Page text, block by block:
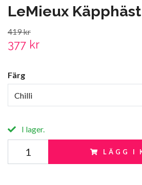
LeMieux
419 kr
377 kr
Färg
Chilli
I lager.
LÄGG I